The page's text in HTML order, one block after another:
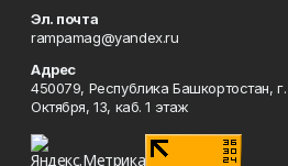
Эл. почта
rampamag@yandex.ru
Адрес
450079, Республика Башкортостан,
Октября, 13, каб. 1 этаж